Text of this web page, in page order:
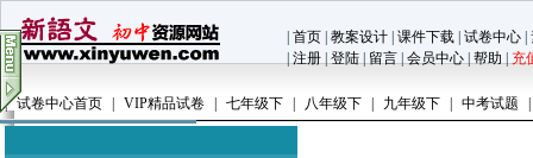
首页 教案设计 课件下载 试卷中心
注册 登陆 留言 会员中心 帮助 充
| 试卷中心首页 VIP精品试卷 七年级下 八年级下 九年级下 中考试题